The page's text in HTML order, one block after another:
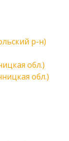
р-н)
обл.)
обл.)